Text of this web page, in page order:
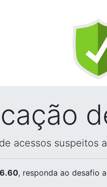
acessos suspeitos
, responda ao desafio